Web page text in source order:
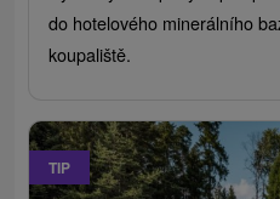
do hotelového minerálního
koupaliště.
TIP